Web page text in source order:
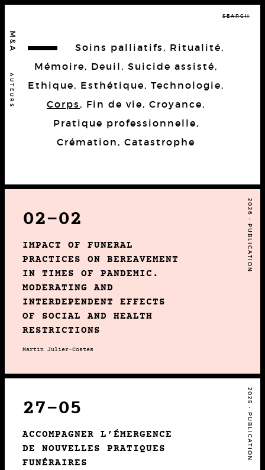
Soins palliatifs, Ritualité,
Mémoire, Deuil,Suicide assisté,
Ethique, Esthétique,Technologie,
Corps, Fin de vie,Croyance,
Pratique professionnelle,
Crémation,Catastrophe
M&A
AUTEURS
SEARCH
02-02
IMPACT OF FUNERAL
PRACTICES ON BEREAVEMENT
IN TIMES OF PANDEMIC.
MODERATING AND
INTERDEPENDENT EFFECTS
OF SOCIAL AND HEALTH
RESTRICTIONS
Martin Julier-Costes
2026 • PUBLICATION
27-05
ACCOMPAGNER L’ÉMERGENCE
DE NOUVELLES PRATIQUES
FUNÉRAIRES
2025 • PUBLICATION